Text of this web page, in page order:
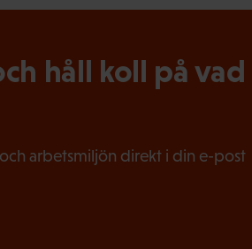
håll koll på vad
arbetsmiljön direkt i din e-post